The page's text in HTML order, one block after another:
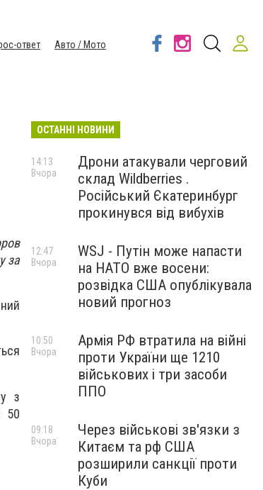
ответ
Авто / Мото
за
з
50
ОСТАННІ НОВИНИ
Дрони атакували черговий
склад Wildberries .
Російський Єкатеринбург
прокинувся від вибухів
14:13
Вчора
WSJ - Путін може напасти
на НАТО вже восени:
розвідка США опублікувала
новий прогноз
12:47
Вчора
Армія РФ втратила на війні
проти України ще 1210
військових і три засоби
ППО
10:50
Вчора
Через військові зв'язки з
Китаєм та рф США
розширили санкції проти
Куби
09:18
Вчора